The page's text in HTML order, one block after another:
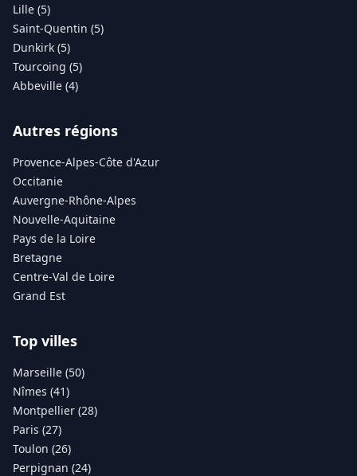
Lille (5)
Saint-Quentin (5)
Dunkirk (5)
Tourcoing (5)
Abbeville (4)
Autres régions
Provence-Alpes-Côte d'Azur
Occitanie
Auvergne-Rhône-Alpes
Nouvelle-Aquitaine
Pays de la Loire
Bretagne
Centre-Val de Loire
Grand Est
Top villes
Marseille (50)
Nîmes (41)
Montpellier (28)
Paris (27)
Toulon (26)
Perpignan (24)